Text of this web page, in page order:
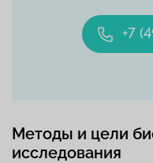
+7
Методы и цели
исследования